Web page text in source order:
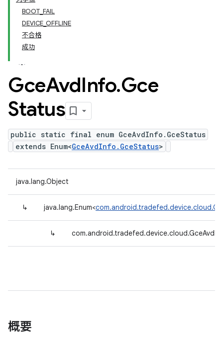
BOOT_FAIL
DEVICE_OFFLINE
不合格
成功
GceAvdInfo.Gce
Status
public static final enum GceAvdInfo.GceStatus
extends Enum<GceAvdInfo.GceStatus>
java.lang.Object
↳ java.lang.Enum<
↳
概要